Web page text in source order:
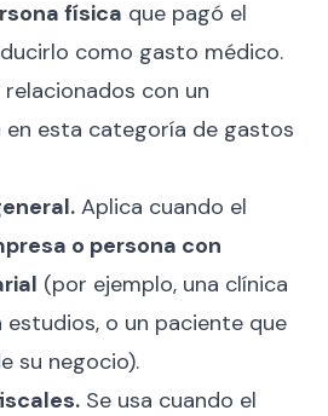
física que pagó el
como gasto médico.
con un
esta categoría de gastos
Aplica cuando el
o persona con
(por ejemplo, una clínica
o un paciente que
su negocio).
Se usa cuando el